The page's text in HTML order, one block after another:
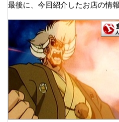
最後に、今回紹介したお店の情